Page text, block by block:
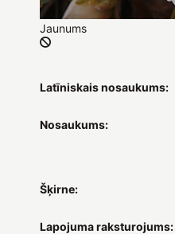
Jaunums
Latīniskais nosaukums:
Nosaukums:
Šķirne:
Lapojuma raksturojums: